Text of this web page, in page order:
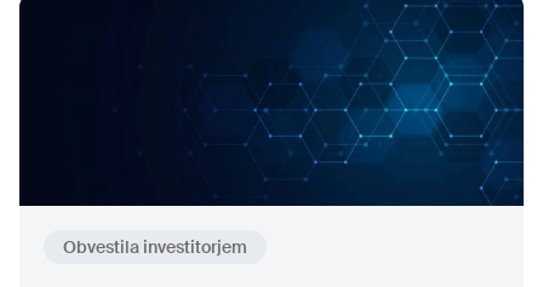
Obvestila investitorjem